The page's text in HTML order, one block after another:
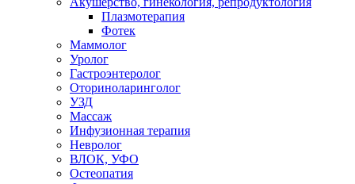
Плазмотерапия
Фотек
Маммолог
Уролог
Гастроэнтеролог
Оториноларинголог
УЗД
Массаж
Инфузионная терапия
Невролог
ВЛОК, УФО
Остеопатия